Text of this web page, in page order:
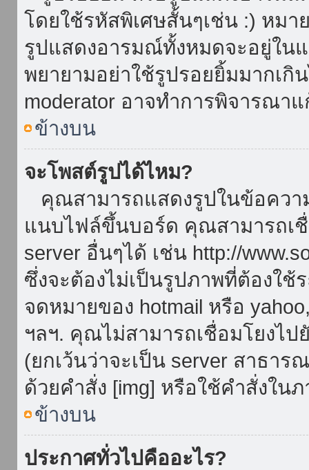
โดยใช้รหัสพิเศษสั้นๆเช่น :) หมา
รูปแสดงอารมณ์ทั้งหมดจะอยู่ใ
พยายามอย่าใช้รูปรอยยิ้มมากเกิ
moderator อาจทำการพิจารณา
ข้างบน
จะโพสต์รูปได้ไหม?
คุณสามารถแสดงรูปในข้อคว
แนบไฟล์ขึ้นบอร์ด คุณสามารถเชื่
server อื่นๆได้ เช่น http://
ซึ่งจะต้องไม่เป็นรูปภาพที่ต้องใ
จดหมายของ hotmail หรือ
ฯลฯ. คุณไม่สามารถเชื่อมโยงไ
(ยกเว้นว่าจะเป็น server สาธาร
ด้วยคำสั่ง [img] หรือใช้คำสั่งใ
ข้างบน
ประกาศทั่วไปคืออะไร?